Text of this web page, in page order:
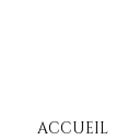
ACCUEIL